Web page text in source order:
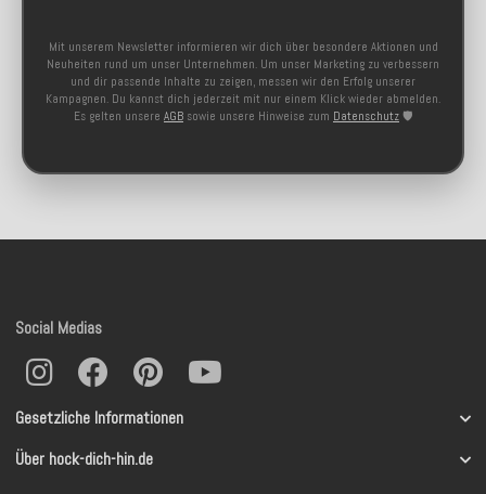
Mit unserem Newsletter informieren wir dich über besondere Aktionen und
Neuheiten rund um unser Unternehmen. Um unser Marketing zu verbessern
und dir passende Inhalte zu zeigen, messen wir den Erfolg unserer
Kampagnen. Du kannst dich jederzeit mit nur einem Klick wieder abmelden.
Es gelten unsere AGB sowie unsere Hinweise zum Datenschutz 🛡️
Gesetzliche Informationen
Über hock-dich-hin.de
Social Medias